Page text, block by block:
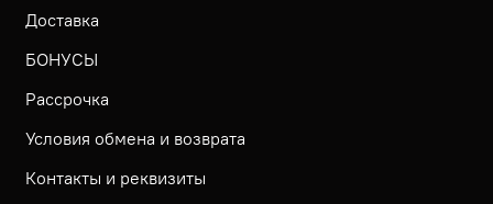
Доставка
БОНУСЫ
Рассрочка
Условия обмена и возврата
Контакты и реквизиты